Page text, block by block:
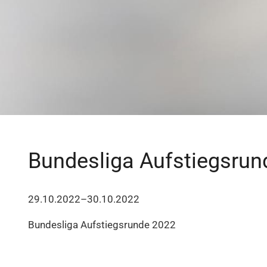
Bundesliga
29.10.2022–30.10.2022
Bundesliga Aufstiegsrunde 2022